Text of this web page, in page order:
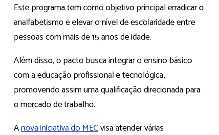
Este programa tem como objetivo principal erradicar o
analfabetismo e elevar o nível de escolaridade entre
pessoas com mais de 15 anos de idade.
Além disso, o pacto busca integrar o ensino básico
com a educação profissional e tecnológica,
promovendo assim uma qualificação direcionada para
o mercado de trabalho.
Anova iniciativa do MECvisa atender várias